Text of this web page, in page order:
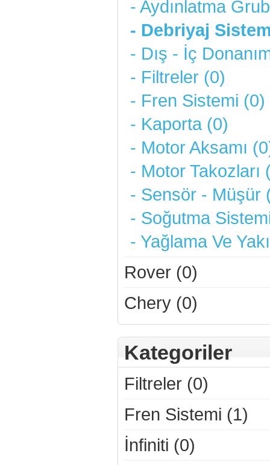
- Aydınlatma
- Debriyaj
- Dış - İç
- Filtreler (0)
- Fren Sistemi (0)
- Kaporta (0)
- Motor Aksamı
- Motor Takozları
- Sensör - Müşür
- Soğutma
- Yağlama Ve
Rover (0)
Chery (0)
Kategoriler
Filtreler (0)
Fren Sistemi (1)
İnfiniti (0)